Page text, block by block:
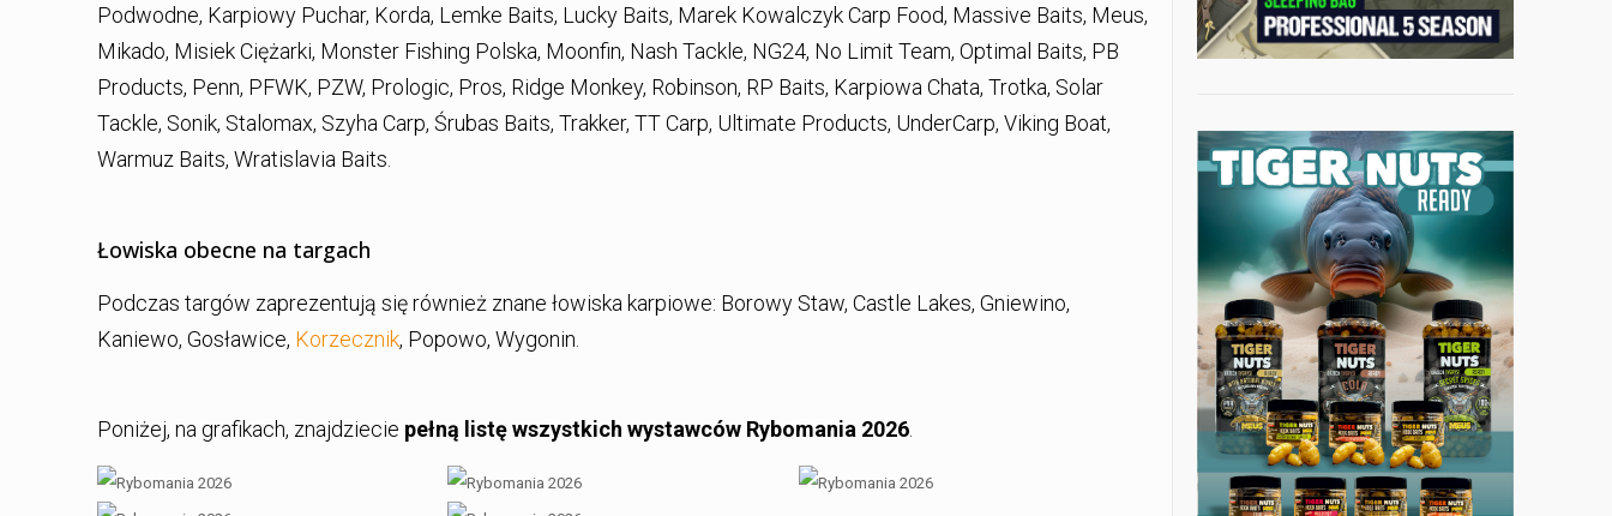
Podwodne, Karpiowy Puchar, Korda, Lemke Baits, Lucky Baits, Marek Kowalczyk Carp Food, Massive Baits, Meus,
Mikado, Misiek Ciężarki, Monster Fishing Polska, Moonfin, Nash Tackle, NG24, No Limit Team, Optimal Baits, PB
Products, Penn, PFWK, PZW, Prologic, Pros, Ridge Monkey, Robinson, RP Baits, Karpiowa Chata, Trotka, Solar
Tackle, Sonik, Stalomax, Szyha Carp, Śrubas Baits, Trakker, TT Carp, Ultimate Products, UnderCarp, Viking Boat,
Warmuz Baits, Wratislavia Baits.
Łowiska obecne na targach
Podczas targów zaprezentują się również znane łowiska karpiowe: Borowy Staw, Castle Lakes, Gniewino,
Kaniewo, Gosławice, Korzecznik, Popowo, Wygonin.
Poniżej, na grafikach, znajdziecie pełną listę wszystkich wystawców Rybomania 2026.